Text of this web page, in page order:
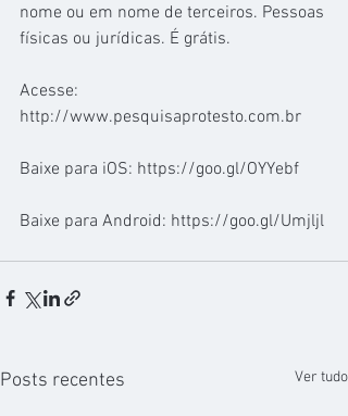
nome ou em nome de terceiros. Pessoas
físicas ou jurídicas. É grátis.
Acesse:
http://www.pesquisaprotesto.com.br
Baixe para iOS: https://goo.gl/OYYebf
Baixe para Android: https://goo.gl/Umjljl
Posts recentes Ver tudo